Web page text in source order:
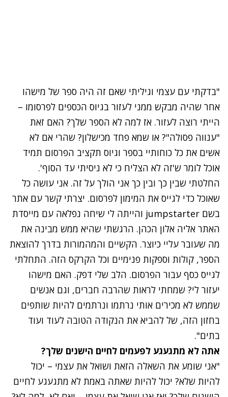
"בדקתי עם עצמי וגיליתי שאם זה היה ספר של מישהו
אחר שהיה מבקש ממני לעזור בגיוס הכספים לפרסומו –
הייתי רוצה לעזור. אז למה לא הספר שלך? האם זאת
"ענווה פסולה"? או שמא פחד מכישלון? שהרי אם לא
אשים את כל כוחותיי בספר וגיוס תקציב הפרסום תמיד
אוכל לומר ש'זה לא הצליח כי לא ניסיתי עד הסוף'.
החלטתי שבין כך ובין כך אני הולך על זה. אני עושה כל
שאוכל כדי לגייס את המימון לפרסום. יצרתי קשר עם אתר
בשם jumpstarter והייתה לי שיחה נפלאה עם מייסדת
האתר אליה אלון הכהן. הרגשתי שהיא ממש מבינה את
מה שעובר עליי כיוצר. הקשיים והמהמורות בדרך להוצאת
הספר, קולות וספקות פנימיים וכל הקרקס הזה. התחלתי
לגייס כסף עבור הפרסום. הלב שלי דפק. האם מישהו
יעזור לי? שמחתי לראות שהרבה חברים, וגם אנשים
שממש לא מכירים אותי נרתמו ונרתמים להיות שותפים
בחזון הזה, של להביא את הנקודה הטובה לעוד ועוד
בתים".
אתה לא מתגעגע לפעמים לחיים הישנים שלך?
"אני שומע את השאלה הזאת ושואל את עצמי – יכול
להיות שלא? יכול להיות שאתה באמת לא מתגעגע לחיים